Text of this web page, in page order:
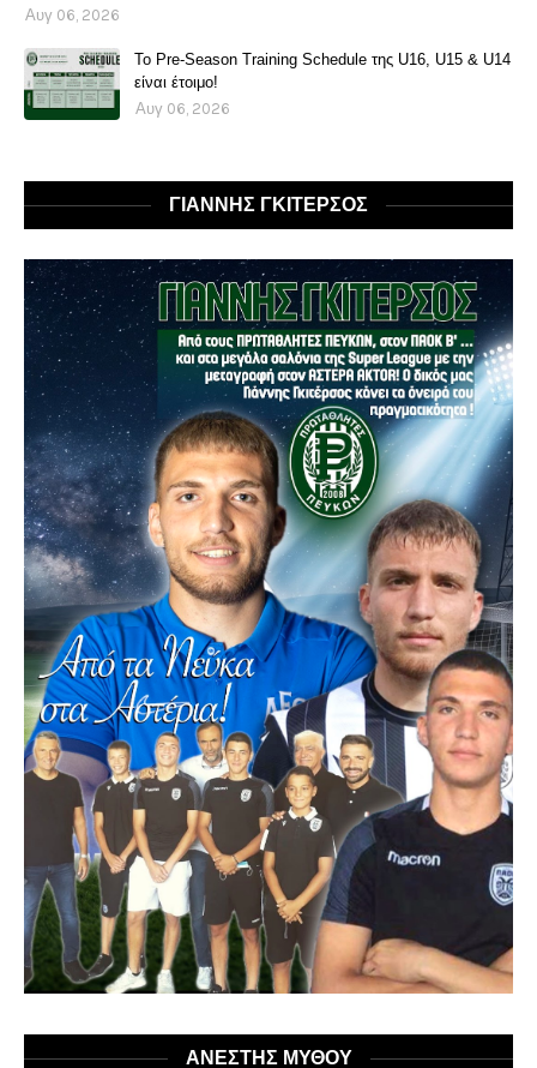
Αυγ 06, 2026
Το Pre-Season Training Schedule της U16, U15 & U14
είναι έτοιμο!
Αυγ 06, 2026
ΓΙΑΝΝΗΣ ΓΚΙΤΕΡΣΟΣ
ΑΝΕΣΤΗΣ ΜΥΘΟΥ